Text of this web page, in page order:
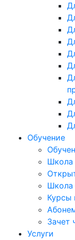
Обучение
Школа
Курсы
Зачет
Услуги